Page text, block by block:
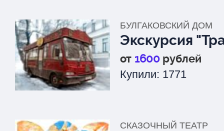
БУЛГАКОВСКИЙ ДОМ
Экскурсия
БИС. Булгаков
от 1600 рублей
Купили: 1771
СКАЗОЧНЫЙ ТЕАТР